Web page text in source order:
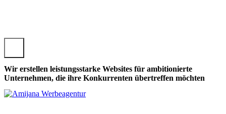
Wir erstellen leistungsstarke Websites für ambitionierte
Unternehmen, die ihre Konkurrenten übertreffen möchten